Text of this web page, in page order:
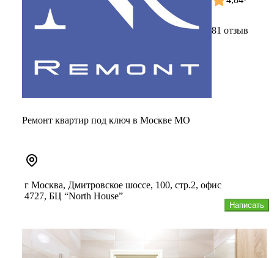
81 отзыв
Ремонт квартир под ключ в Москве МО
Написать
г Москва, Дмитровское шоссе, 100, стр.2, офис
4727, БЦ “North House”